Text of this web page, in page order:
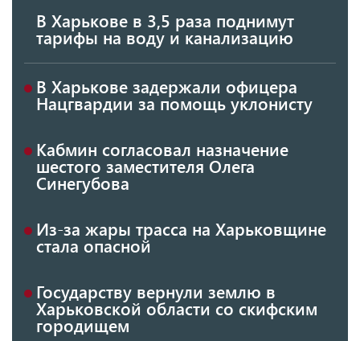
В Харькове в 3,5 раза поднимут
тарифы на воду и канализацию
В Харькове задержали офицера
Нацгвардии за помощь уклонисту
Кабмин согласовал назначение
шестого заместителя Олега
Синегубова
Из-за жары трасса на Харьковщине
стала опасной
Государству вернули землю в
Харьковской области со скифским
городищем